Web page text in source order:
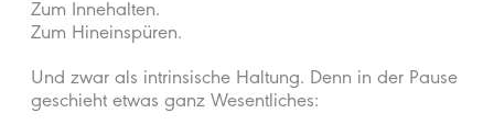
Zum Innehalten.
Zum Hineinspüren.
Und zwar als intrinsische Haltung. Denn in der Pause
geschieht etwas ganz Wesentliches: